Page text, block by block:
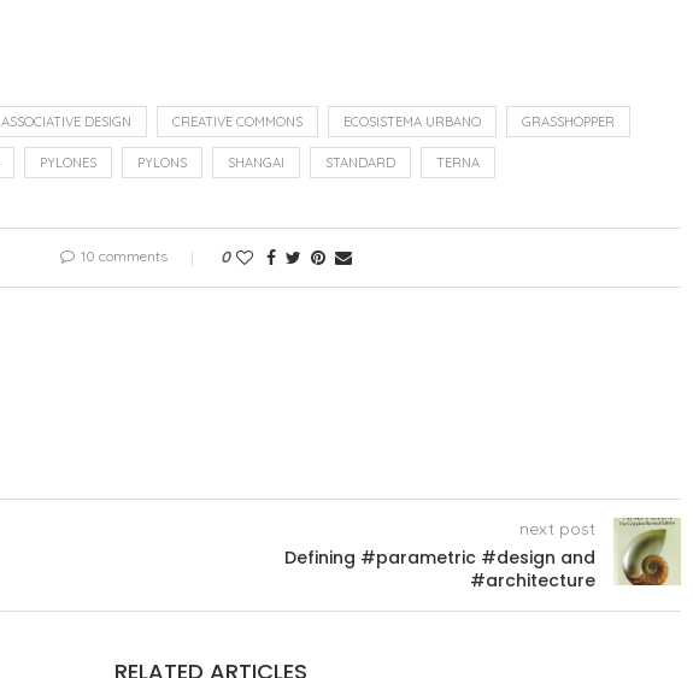
ASSOCIATIVE DESIGN CREATIVE COMMONS ECOSISTEMA URBANO GRASSHOPPER
PYLONES PYLONS SHANGAI STANDARD TERNA
10 comments 0
next post
Defining #parametric #design and
#architecture
RELATED ARTICLES